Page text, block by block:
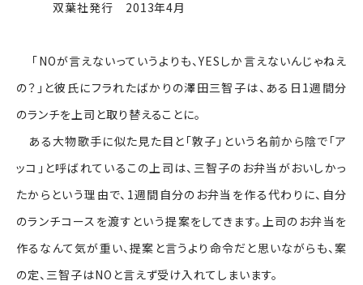
双葉社発行 2013年4月
「NOが言えないっていうよりも、YESしか言えないんじゃねえ
の？」と彼氏にフラれたばかりの澤田三智子は、ある日1週間分
のランチを上司と取り替えることに。
ある大物歌手に似た見た目と「敦子」という名前から陰で「ア
ッコ」と呼ばれているこの上司は、三智子のお弁当がおいしかっ
たからという理由で、1週間自分のお弁当を作る代わりに、自分
のランチコースを渡すという提案をしてきます。上司のお弁当を
作るなんて気が重い、提案と言うより命令だと思いながらも、案
の定、三智子はNOと言えず受け入れてしまいます。